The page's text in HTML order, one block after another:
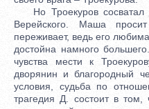
Но Троекуров сосватал
Верейского. Маша
переживает, ведь его
достойна намного
чувства мести к
дворянин и благородный
условия, судьба по
трагедия Д. состоит в том,